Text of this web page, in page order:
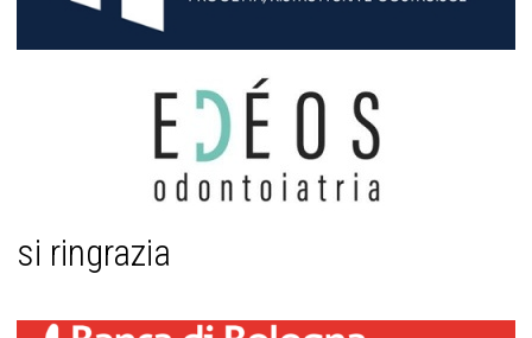
si ringrazia